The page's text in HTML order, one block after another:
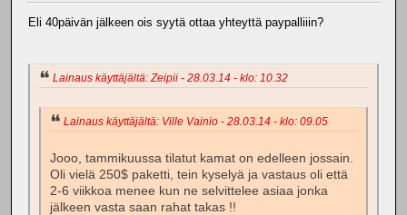
Eli 40päivän jälkeen ois syytä ottaa yhteyttä paypalliiin?
Lainaus käyttäjältä: Zeipii - 28.03.14 - klo: 10.32
Lainaus käyttäjältä: Ville Vainio - 28.03.14 - klo: 09.05
Jooo, tammikuussa tilatut kamat on edelleen jossain.
Oli vielä 250$ paketti, tein kyselyä ja vastaus oli että
2-6 viikkoa menee kun ne selvittelee asiaa jonka
jälkeen vasta saan rahat takas !!